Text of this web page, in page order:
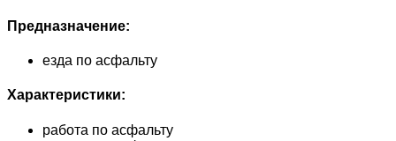
Предназначение:
езда по асфальту
Характеристики:
работа по асфальту